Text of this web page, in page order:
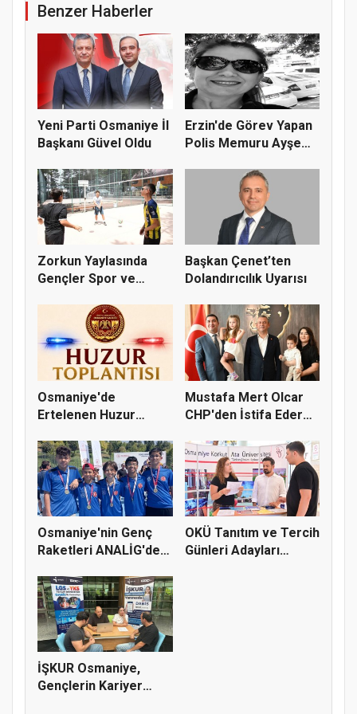
Benzer Haberler
Yeni Parti Osmaniye İl
Başkanı Güvel Oldu
Erzin'de Görev Yapan
Polis Memuru Ayşe
Zorkun Yaylasında
Gençler Spor ve
Başkan Çenet’ten
Dolandırıcılık Uyarısı
Osmaniye'de
Ertelenen Huzur
Mustafa Mert Olcar
CHP'den İstifa Ederek
Osmaniye'nin Genç
Raketleri ANALİG'de
OKÜ Tanıtım ve Tercih
Günleri Adayları
İŞKUR Osmaniye,
Gençlerin Kariyer